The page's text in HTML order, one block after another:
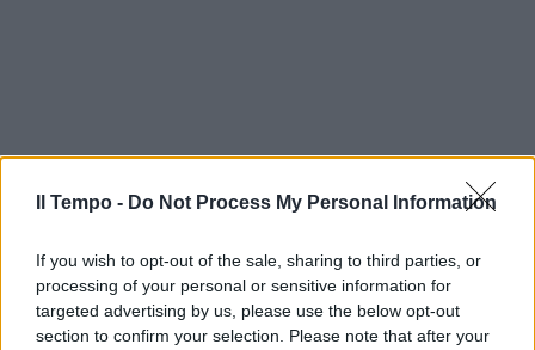
Il Tempo - Do Not Process My Personal Information
If you wish to opt-out of the sale, sharing to third parties, or
processing of your personal or sensitive information for
targeted advertising by us, please use the below opt-out
section to confirm your selection. Please note that after your